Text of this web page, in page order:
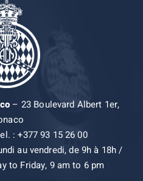
– 23 Boulevard Albert 1er,
: +377 93 15 26 00
au vendredi, de 9h à 18h /
to Friday, 9 am to 6 pm